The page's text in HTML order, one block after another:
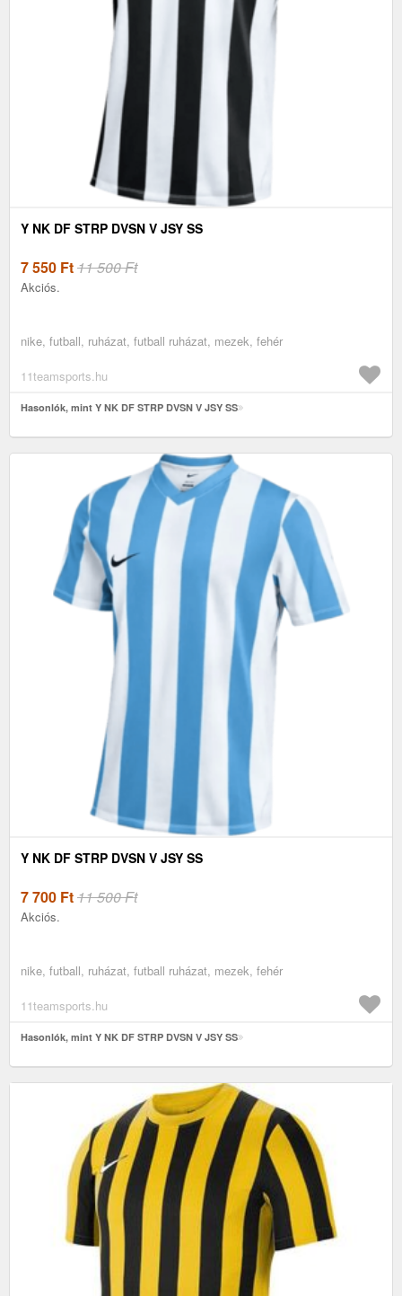
Y NK DF STRP DVSN V JSY SS
7 550 Ft11 500 Ft
Akciós.
nike, futball, ruházat, futball ruházat, mezek, fehér
11teamsports.hu
Hasonlók, mint Y NK DF STRP DVSN V JSY SS
Y NK DF STRP DVSN V JSY SS
7 700 Ft11 500 Ft
Akciós.
nike, futball, ruházat, futball ruházat, mezek, fehér
11teamsports.hu
Hasonlók, mint Y NK DF STRP DVSN V JSY SS